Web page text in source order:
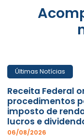
Últimas Notícias
Receita Federal
procedimentos
imposto de
lucros e
06/08/2026